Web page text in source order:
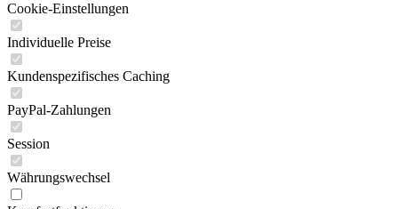
Cookie-Einstellungen
Individuelle Preise
Kundenspezifisches Caching
PayPal-Zahlungen
Session
Währungswechsel